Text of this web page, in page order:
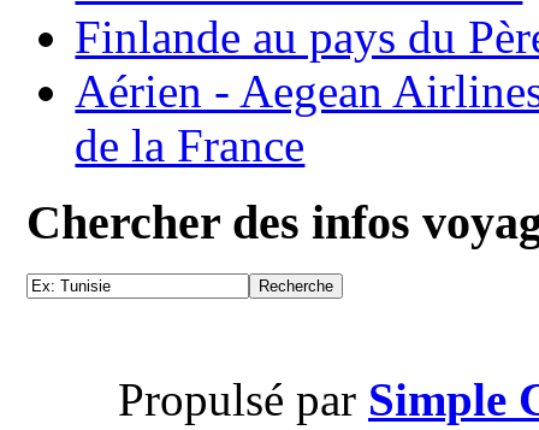
Finlande au pays du
Aérien - Aegean
de la France
Chercher des infos
Propulsé par Simple